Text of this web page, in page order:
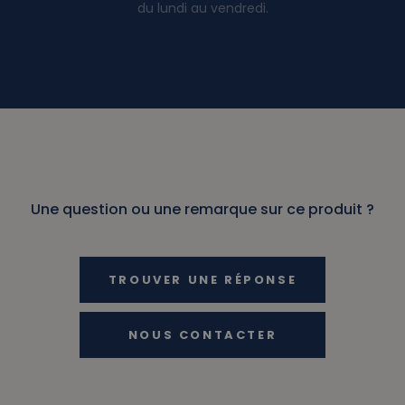
du lundi au vendredi.
Une question ou une remarque sur ce produit ?
TROUVER UNE RÉPONSE
NOUS CONTACTER